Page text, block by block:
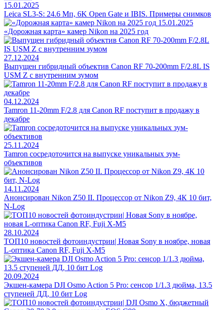
15.01.2025
Leica SL3-S: 24.6 Мп, 6K Open Gate и IBIS. Примеры снимков
15.01.2025
«Дорожная карта» камер Nikon на 2025 год
27.12.2024
Выпущен гибридный объектив Canon RF 70-200mm F/2.8L IS
USM Z с внутренним зумом
04.12.2024
Tamron 11-20mm F/2.8 для Canon RF поступит в продажу в
декабре
25.11.2024
Tamron сосредоточится на выпуске уникальных зум-
объективов
14.11.2024
Анонсирован Nikon Z50 II. Процессор от Nikon Z9, 4К 10 бит,
N-Log
28.10.2024
ТОП10 новостей фотоиндустрии| Новая Sony в ноябре, новая
L-оптика Canon RF, Fuji X-M5
20.09.2024
Экшен-камера DJI Osmo Action 5 Pro: сенсор 1/1.3 дюйма, 13.5
ступеней ДД, 10 бит Log